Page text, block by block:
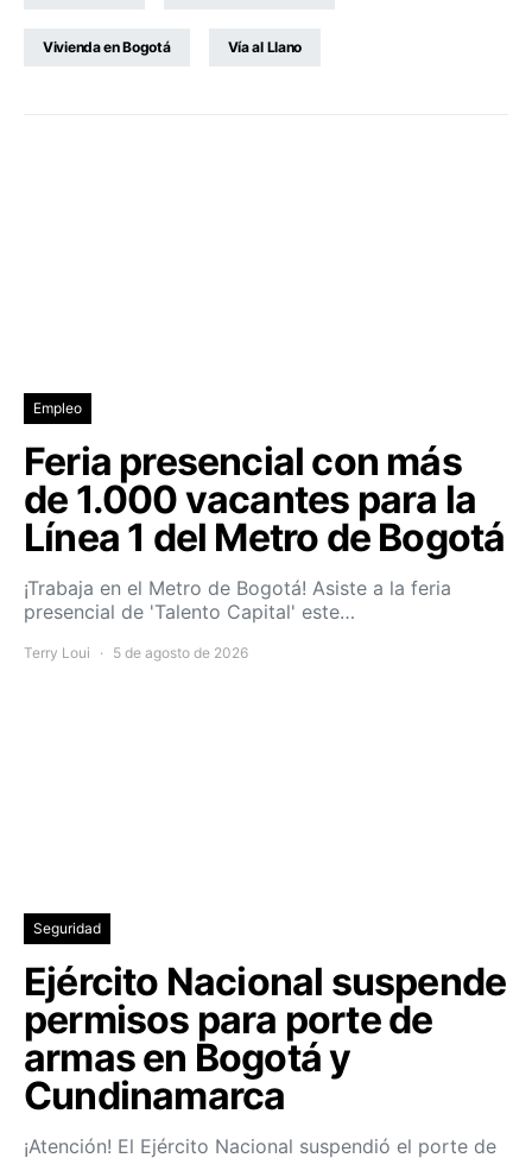
Vivienda en Bogotá Vía al Llano
Empleo
Feria presencial con más
de 1.000 vacantes para la
Línea 1 del Metro de Bogotá
¡Trabaja en el Metro de Bogotá! Asiste a la feria
presencial de 'Talento Capital' este…
Terry Loui 5 de agosto de 2026
Seguridad
Ejército Nacional suspende
permisos para porte de
armas en Bogotá y
Cundinamarca
¡Atención! El Ejército Nacional suspendió el porte de